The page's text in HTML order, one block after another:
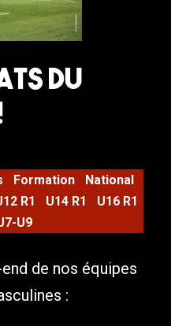
du
Formation
National
R1 U14 R1
U16 R1
U9
de nos équipes
: